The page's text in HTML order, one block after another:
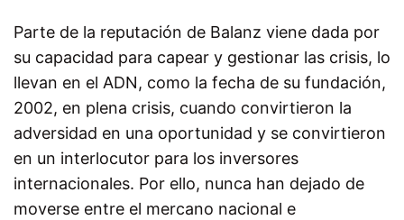
Parte de la reputación de Balanz viene dada por
su capacidad para capear y gestionar las crisis, lo
llevan en el ADN, como la fecha de su fundación,
2002, en plena crisis, cuando convirtieron la
adversidad en una oportunidad y se convirtieron
en un interlocutor para los inversores
internacionales. Por ello, nunca han dejado de
moverse entre el mercano nacional e